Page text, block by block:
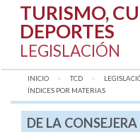
TURISMO,
DEPORTES
LEGISLACIÓN
INICIO TCD
AQUÍ:
ÍNDICES POR MATERIAS
DE LA